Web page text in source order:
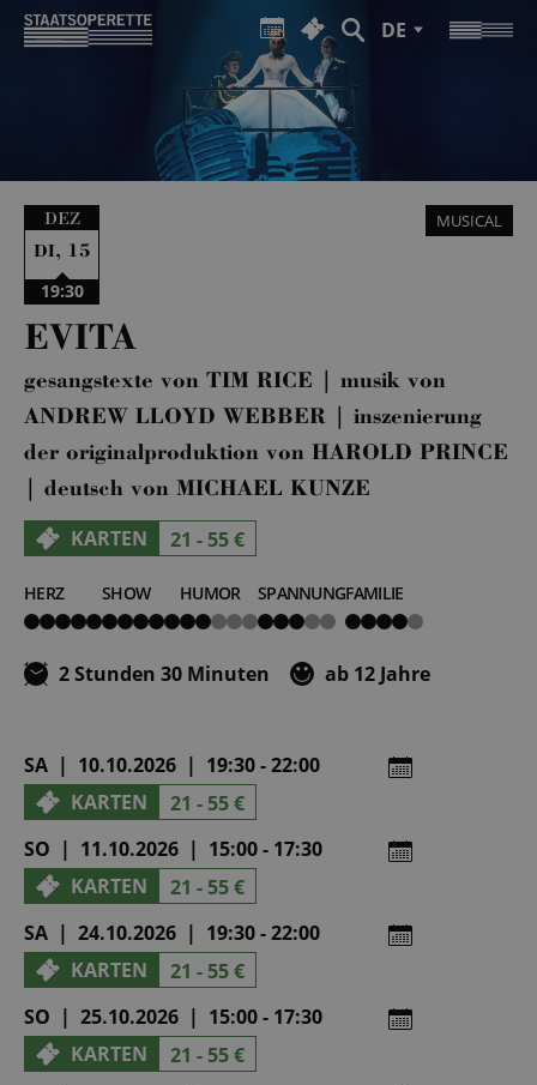
DE
DEZ
DI, 15
19:30
MUSICAL
EVITA
gesangstexte von TIM RICE | musik von
ANDREW LLOYD WEBBER | inszenierung
der originalproduktion von HAROLD PRINCE
| deutsch von MICHAEL KUNZE
KARTEN 21 - 55 €
HERZ
5
von
SHOW
5
von
HUMOR
2
von
SPANNUNG
3
von
FAMILIE
4
von
2 Stunden 30 Minuten ab 12 Jahre
SA | 10.10.2026 | 19:30 - 22:00
KARTEN
21 - 55 €
SO | 11.10.2026 | 15:00 - 17:30
KARTEN
21 - 55 €
SA | 24.10.2026 | 19:30 - 22:00
KARTEN
21 - 55 €
SO | 25.10.2026 | 15:00 - 17:30
KARTEN
21 - 55 €